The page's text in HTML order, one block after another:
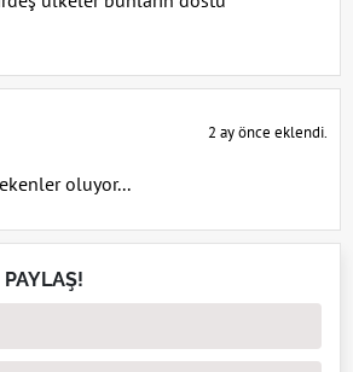
2 ay önce eklendi.
oluyor...